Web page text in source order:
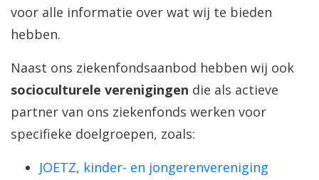
voor alle informatie over wat wij te bieden
hebben.
Naast ons ziekenfondsaanbod hebben wij ook
socioculturele verenigingen die als actieve
partner van ons ziekenfonds werken voor
specifieke doelgroepen, zoals:
JOETZ, kinder- en jongerenvereniging